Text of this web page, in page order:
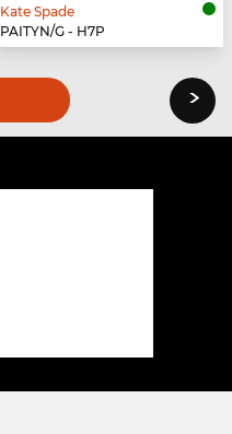
Kate Spade
PAITYN/G - H7P
›